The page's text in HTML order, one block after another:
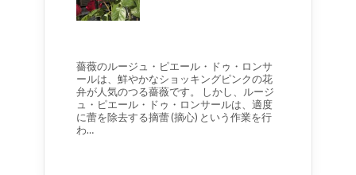
薔薇のルージュ・ピエール・ドゥ・ロンサ
ールは、鮮やかなショッキングピンクの花
弁が人気のつる薔薇です。 しかし、ルージ
ュ・ピエール・ドゥ・ロンサールは、適度
に蕾を除去する摘蕾 (摘心) という作業を行
わ…